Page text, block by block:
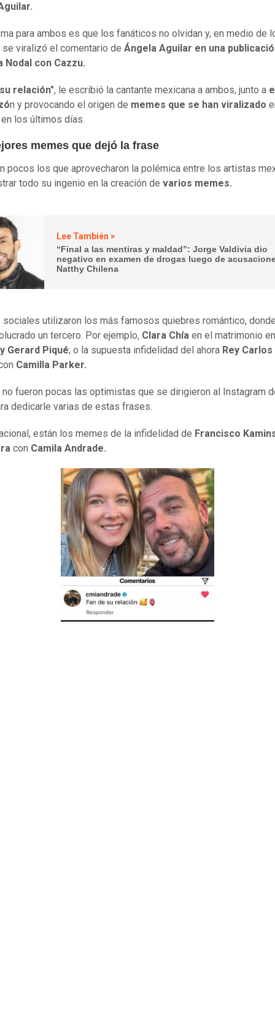
para ambos es que los fanáticos no olvidan y, en medio de
se viralizó el comentario de Ángela Aguilar en una
Nodal con Cazzu.
relación", le escribió la cantante mexicana a ambos, junto a
n y provocando el origen de memes que se han viralizado
los últimos días.
memes que dejó la frase
pocos los que aprovecharon la polémica entre los artistas
todo su ingenio en la creación de varios memes.
Lee También >
“Final a las mentiras y maldad”: Jorge Valdivia dio
negativo en examen de drogas luego de
Natthy Chilena
sociales utilizaron los más famosos quiebres romántico,
un tercero. Por ejemplo, Clara Chía en el matrimonio
Gerard Piqué; o la supuesta infidelidad del ahora Rey Carlos
Camilla Parker.
no fueron pocas las optimistas que se dirigieron al Instagram
dedicarle varias de estas frases.
están los memes de la infidelidad de Francisco
con Camila Andrade.